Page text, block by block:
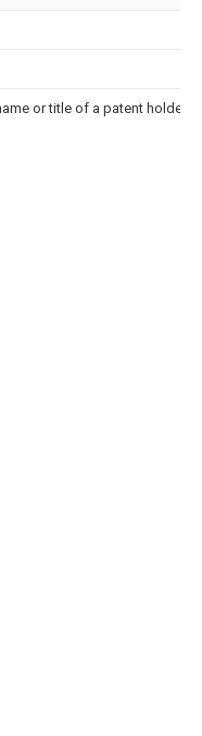
or title of a patent holder